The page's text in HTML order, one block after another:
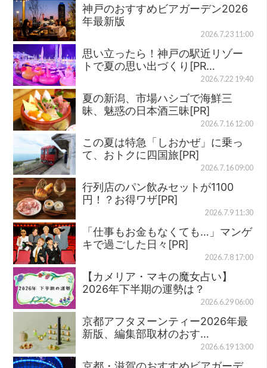
神戸のおすすめビアガーデン2026
年最新版
2026.7.23 11:00
思い立ったら！神戸の駅近リゾー
トで夏の思い出づくり[PR…
2026.7.22 19:40
夏の新潟、市場ハシゴで海鮮三
昧、魅惑の日本酒三昧[PR]
2026.7.16 12:00
この夏は特急「しおかぜ」に乗っ
て、おトクに四国旅[PR]
2026.7.16 09:00
行列店のパン飲みセットが1100
円！？お得ワザ[PR]
2026.7.9 11:30
「仕事もお金もなくても…」マンゲ
キで過ごした日々[PR]
2026.7.8 17:00
【カメリア・マキの魔女占い】
2026年下半期の運勢は？
2026.6.29 06:00
京都アフタヌーンティー2026年最
新版、編集部取材のおす…
2026.6.19 13:00